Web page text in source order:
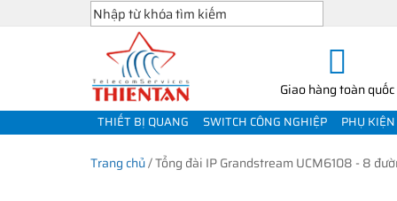
Giao hàng toàn quốc
THIẾT BỊ QUANG SWITCH CÔNG NGHIỆP PHỤ
Trang chủ/Tổng đài IP Grandstream UCM6108 - 8